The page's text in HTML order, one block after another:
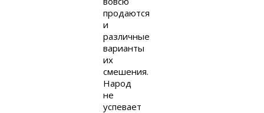
продаются
и
различные
варианты
их
смешения.
Народ
не
успевает